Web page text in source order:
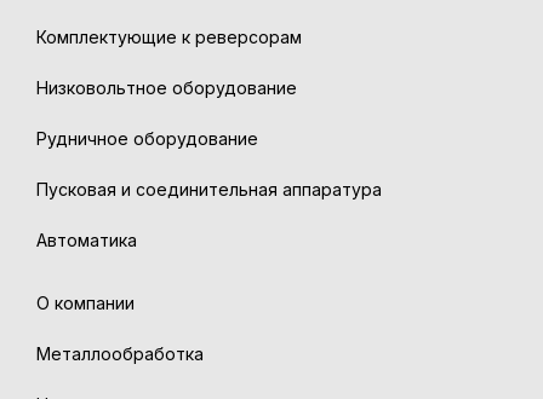
Комплектующие к реверсорам
Низковольтное оборудование
Рудничное оборудование
Пусковая и соединительная аппаратура
Автоматика
О компании
Металлообработка